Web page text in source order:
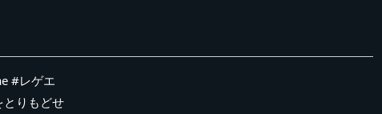
#レゲエ
りもどせ